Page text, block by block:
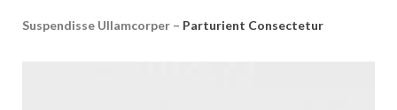
Suspendisse Ullamcorper – Parturient Consectetur